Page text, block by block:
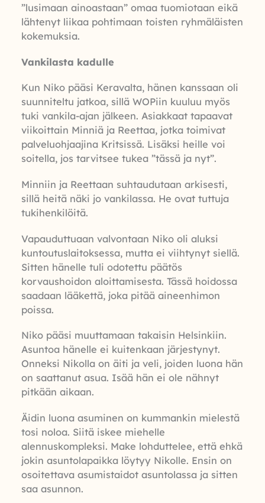
”lusimaan ainoastaan” omaa tuomiotaan eikä
lähtenyt liikaa pohtimaan toisten ryhmäläisten
kokemuksia.
Vankilasta kadulle
Kun Niko pääsi Keravalta, hänen kanssaan oli
suunniteltu jatkoa, sillä WOPiin kuuluu myös
tuki vankila-ajan jälkeen. Asiakkaat tapaavat
viikoittain Minniä ja Reettaa, jotka toimivat
palveluohjaajina Kritsissä. Lisäksi heille voi
soitella, jos tarvitsee tukea ”tässä ja nyt”.
Minniin ja Reettaan suhtaudutaan arkisesti,
sillä heitä näki jo vankilassa. He ovat tuttuja
tukihenkilöitä.
Vapauduttuaan valvontaan Niko oli aluksi
kuntoutuslaitoksessa, mutta ei viihtynyt siellä.
Sitten hänelle tuli odotettu päätös
korvaushoidon aloittamisesta. Tässä hoidossa
saadaan lääkettä, joka pitää aineenhimon
poissa.
Niko pääsi muuttamaan takaisin Helsinkiin.
Asuntoa hänelle ei kuitenkaan järjestynyt.
Onneksi Nikolla on äiti ja veli, joiden luona hän
on saattanut asua. Isää hän ei ole nähnyt
pitkään aikaan.
Äidin luona asuminen on kummankin mielestä
tosi noloa. Siitä iskee miehelle
alennuskompleksi. Make lohduttelee, että ehkä
jokin asuntolapaikka löytyy Nikolle. Ensin on
osoitettava asumistaidot asuntolassa ja sitten
saa asunnon.